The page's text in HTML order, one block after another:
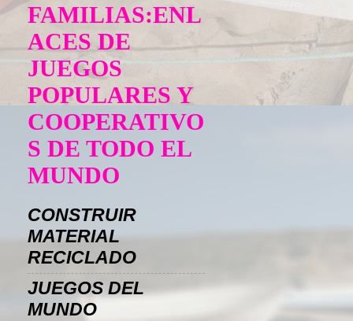
FAMILIAS:ENL
ACES DE
JUEGOS
POPULARES Y
COOPERATIVO
S DE TODO EL
MUNDO
CONSTRUIR
MATERIAL
RECICLADO
JUEGOS DEL
MUNDO